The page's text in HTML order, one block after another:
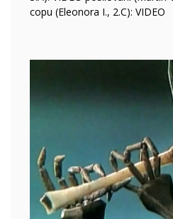
copu (Eleonora I., 2.C): VIDEO